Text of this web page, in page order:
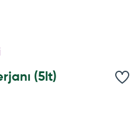
(5lt)